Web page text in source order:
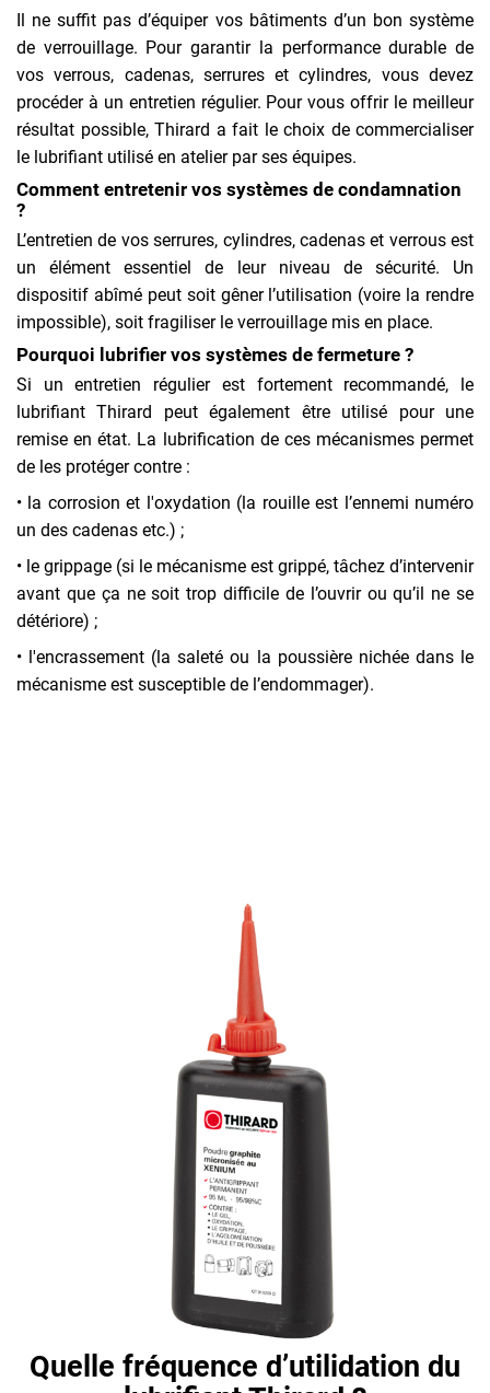
Il ne suffit pas d’équiper vos bâtiments d’un bon système
de verrouillage. Pour garantir la performance durable de
vos verrous, cadenas, serrures et cylindres, vous devez
procéder à un entretien régulier. Pour vous offrir le meilleur
résultat possible, Thirard a fait le choix de commercialiser
le lubrifiant utilisé en atelier par ses équipes.
Comment entretenir vos systèmes de condamnation
?
L’entretien de vos serrures, cylindres, cadenas et verrous est
un élément essentiel de leur niveau de sécurité. Un
dispositif abîmé peut soit gêner l’utilisation (voire la rendre
impossible), soit fragiliser le verrouillage mis en place.
Pourquoi lubrifier vos systèmes de fermeture ?
Si un entretien régulier est fortement recommandé, le
lubrifiant Thirard peut également être utilisé pour une
remise en état. La lubrification de ces mécanismes permet
de les protéger contre :
• la corrosion et l'oxydation (la rouille est l’ennemi numéro
un des cadenas etc.) ;
• le grippage (si le mécanisme est grippé, tâchez d’intervenir
avant que ça ne soit trop difficile de l’ouvrir ou qu’il ne se
détériore) ;
• l'encrassement (la saleté ou la poussière nichée dans le
mécanisme est susceptible de l’endommager).
Quelle fréquence d’utilidation du